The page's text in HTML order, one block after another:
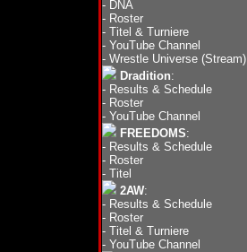
- DNA
- Roster
- Titel & Turniere
- YouTube Channel
- Wrestle Universe (Stream)
Dradition:
- Results & Schedule
- Roster
- YouTube Channel
FREEDOMS:
- Results & Schedule
- Roster
- Titel
2AW:
- Results & Schedule
- Roster
- Titel & Turniere
- YouTube Channel